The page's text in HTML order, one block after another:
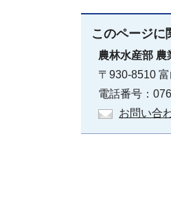
このページに
農林水産部 農
〒930-8510
電話番号：
お問い合